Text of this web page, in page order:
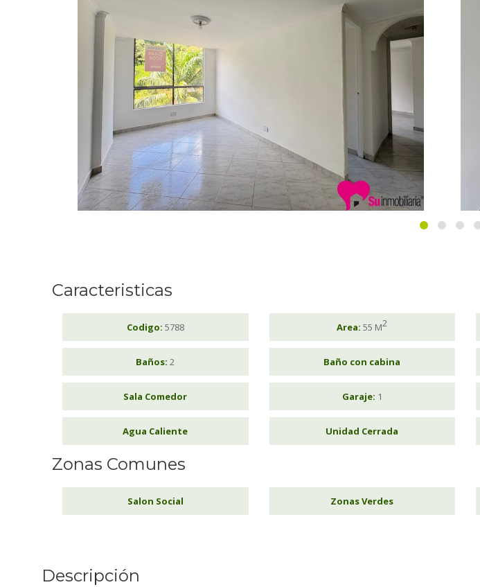
Caracteristicas
Codigo: 5788 Area:55 M2
Baños:2 Baño con cabina
Sala Comedor Garaje: 1
Agua Caliente Unidad Cerrada
Zonas Comunes
Salon Social Zonas Verdes
Descripción